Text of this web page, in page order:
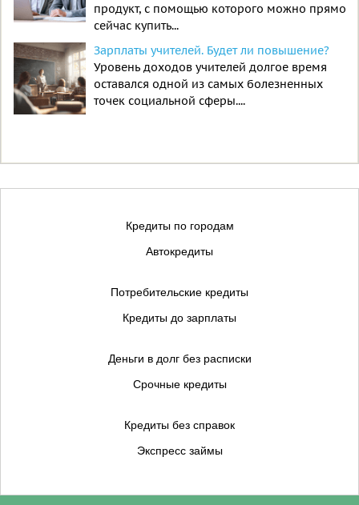
продукт, с помощью которого можно прямо
сейчас купить...
Зарплаты учителей. Будет ли повышение?
Уровень доходов учителей долгое время
оставался одной из самых болезненных
точек социальной сферы....
Кредиты по городам
Автокредиты
Потребительские кредиты
Кредиты до зарплаты
Деньги в долг без расписки
Срочные кредиты
Кредиты без справок
Экспресс займы